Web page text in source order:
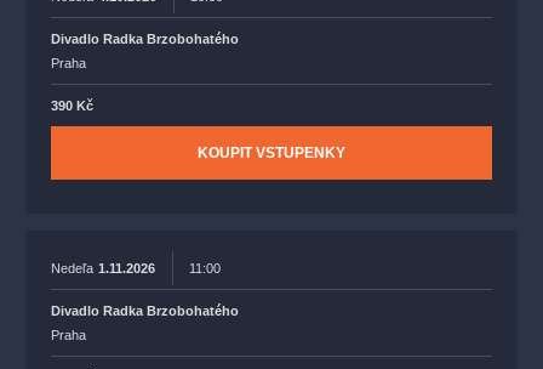
Divadlo Radka Brzobohatého
Praha
390 Kč
KOUPIT VSTUPENKY
Nedeľa 1.11.2026 11:00
Divadlo Radka Brzobohatého
Praha